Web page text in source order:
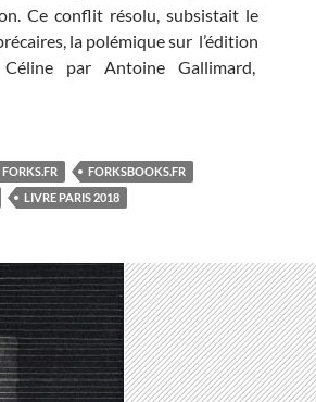
Ce conflit résolu, subsistait le
la polémique sur l’édition
par Antoine Gallimard,
du livre 2018
FORKS.FR
FORKSBOOKS.FR
LIVRE PARIS 2018